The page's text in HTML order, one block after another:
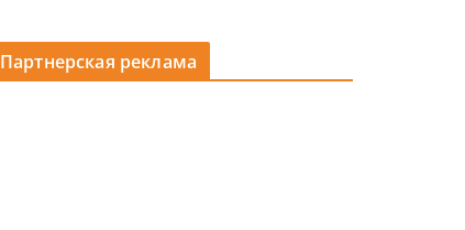
Партнерская реклама